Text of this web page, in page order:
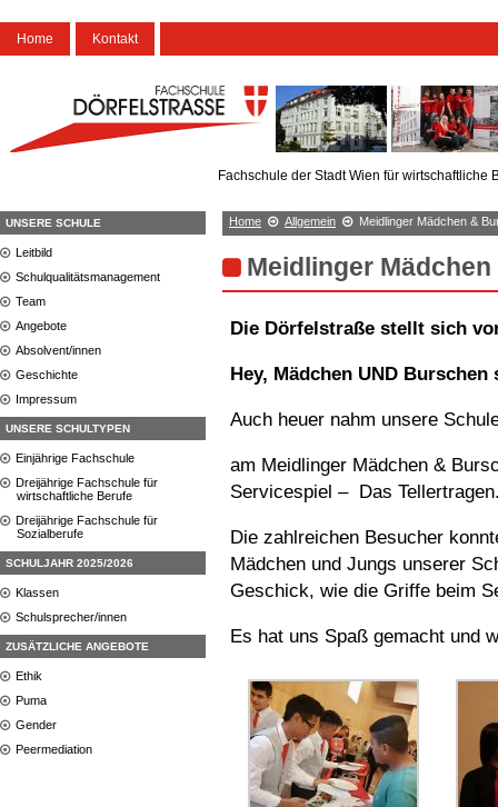
Home Kontakt
Fachschule der Stadt Wien für wirtschaftliche
UNSERE SCHULE
Leitbild
Schulqualitätsmanagement
Team
Angebote
Absolvent/innen
Geschichte
Impressum
UNSERE SCHULTYPEN
Einjährige Fachschule
Dreijährige Fachschule für
wirtschaftliche Berufe
Dreijährige Fachschule für
Sozialberufe
SCHULJAHR 2025/2026
Klassen
Schulsprecher/innen
ZUSÄTZLICHE ANGEBOTE
Ethik
Puma
Gender
Peermediation
Home Allgemein Meidlinger Mädchen &
Meidlinger
Die Dörfelstraße stellt sich
Hey, Mädchen UND
Auch heuer nahm unsere
am Meidlinger Mädchen &
Servicespiel – Das
Die zahlreichen Besucher
Mädchen und Jungs unserer
Geschick, wie die Griffe beim
Es hat uns Spaß gemacht und